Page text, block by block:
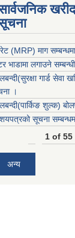
(MRP) माग
भाडामा लगाउने
गार्ड सेवा
।
शुल्क)
सूचना
1 of 55
अन्य